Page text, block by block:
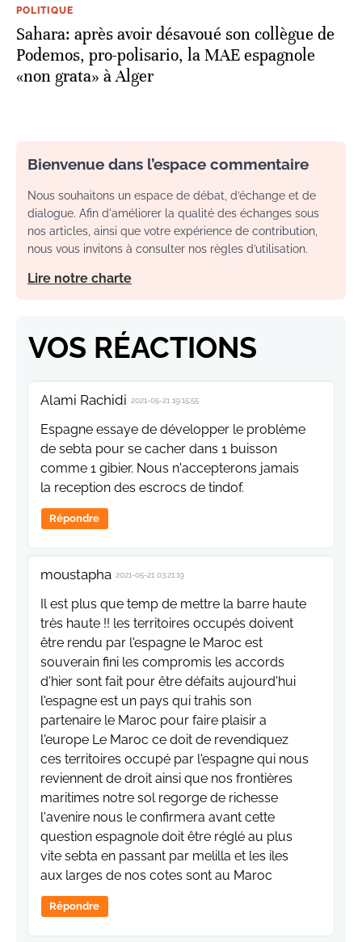
POLITIQUE
Sahara: après avoir désavoué son collègue de
Podemos, pro-polisario, la MAE espagnole
«non grata» à Alger
Bienvenue dans l’espace commentaire
Nous souhaitons un espace de débat, d’échange et de
dialogue. Afin d'améliorer la qualité des échanges sous
nos articles, ainsi que votre expérience de contribution,
nous vous invitons à consulter nos règles d’utilisation.
Lire notre charte
VOS RÉACTIONS
Alami Rachidi 2021-05-21 19:15:55
Espagne essaye de développer le problème
de sebta pour se cacher dans 1 buisson
comme 1 gibier. Nous n'accepterons jamais
la reception des escrocs de tindof.
Répondre
moustapha 2021-05-21 03:21:19
Il est plus que temp de mettre la barre haute
très haute !! les territoires occupés doivent
être rendu par l'espagne le Maroc est
souverain fini les compromis les accords
d'hier sont fait pour être défaits aujourd'hui
l'espagne est un pays qui trahis son
partenaire le Maroc pour faire plaisir a
l'europe Le Maroc ce doit de revendiquez
ces territoires occupé par l'espagne qui nous
reviennent de droit ainsi que nos frontières
maritimes notre sol regorge de richesse
l'avenire nous le confirmera avant cette
question espagnole doit être réglé au plus
vite sebta en passant par melilla et les iles
aux larges de nos cotes sont au Maroc
Répondre